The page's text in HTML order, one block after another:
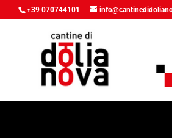
+39 070744101